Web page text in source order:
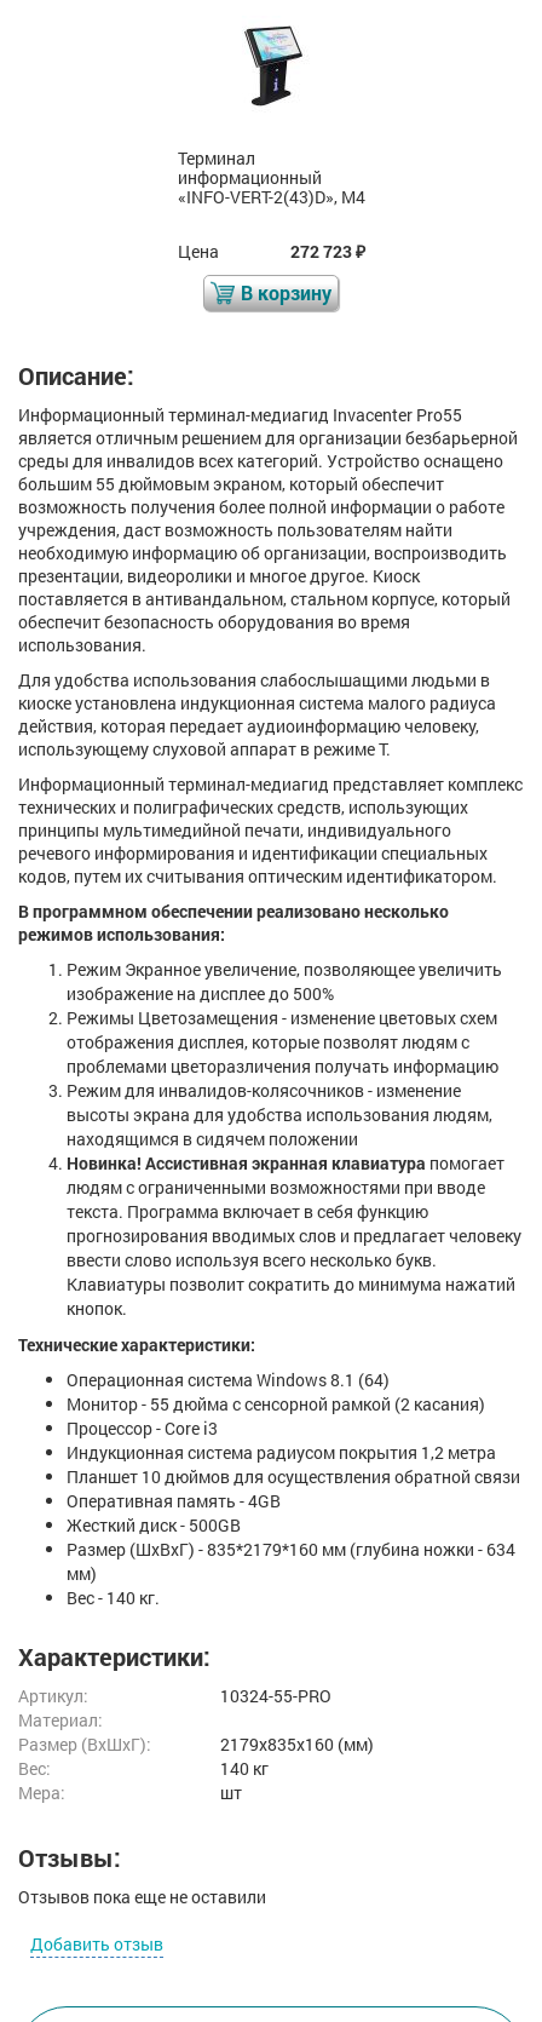
Терминал
информационный
«INFO-VERT-2(43)D», М4
Цена 272 723₽
В корзину
Описание:
Информационный терминал-медиагид Invacenter Pro55
является отличным решением для организации безбарьерной
среды для инвалидов всех категорий. Устройство оснащено
большим 55 дюймовым экраном, который обеспечит
возможность получения более полной информации о работе
учреждения, даст возможность пользователям найти
необходимую информацию об организации, воспроизводить
презентации, видеоролики и многое другое. Киоск
поставляется в антивандальном, стальном корпусе, который
обеспечит безопасность оборудования во время
использования.
Для удобства использования слабослышащими людьми в
киоске установлена индукционная система малого радиуса
действия, которая передает аудиоинформацию человеку,
использующему слуховой аппарат в режиме Т.
Информационный терминал-медиагид представляет комплекс
технических и полиграфических средств, использующих
принципы мультимедийной печати, индивидуального
речевого информирования и идентификации специальных
кодов, путем их считывания оптическим идентификатором.
В программном обеспечении реализовано несколько
режимов использования:
Режим Экранное увеличение, позволяющее увеличить
изображение на дисплее до 500%
Режимы Цветозамещения - изменение цветовых схем
отображения дисплея, которые позволят людям с
проблемами цветоразличения получать информацию
Режим для инвалидов-колясочников - изменение
высоты экрана для удобства использования людям,
находящимся в сидячем положении
Новинка! Ассистивная экранная клавиатура помогает
людям с ограниченными возможностями при вводе
текста. Программа включает в себя функцию
прогнозирования вводимых слов и предлагает человеку
ввести слово используя всего несколько букв.
Клавиатуры позволит сократить до минимума нажатий
кнопок.
Технические характеристики:
Операционная система Windows 8.1 (64)
Монитор - 55 дюйма с сенсорной рамкой (2 касания)
Процессор - Core i3
Индукционная система радиусом покрытия 1,2 метра
Планшет 10 дюймов для осуществления обратной связи
Оперативная память - 4GB
Жесткий диск - 500GB
Размер (ШхВхГ) - 835*2179*160 мм (глубина ножки - 634
мм)
Вес - 140 кг.
Характеристики:
Артикул:
10324-55-PRO
Материал:
Размер (ВxШxГ):
2179x835x160 (мм)
Вес:
140 кг
Мера:
шт
Отзывы:
Отзывов пока еще не оставили
Добавить отзыв